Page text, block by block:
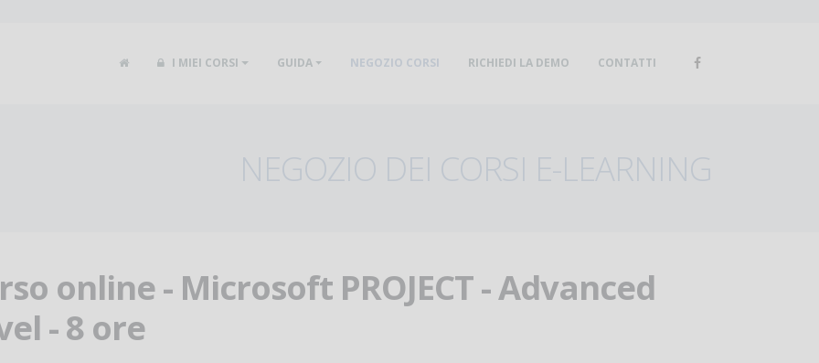
I MIEI CORSI GUIDA NEGOZIO CORSI RICHIEDI LA DEMO CONTATTI
NEGOZIO DEI CORSI E-LEARNING
online - Microsoft PROJECT - Advanced
- 8 ore